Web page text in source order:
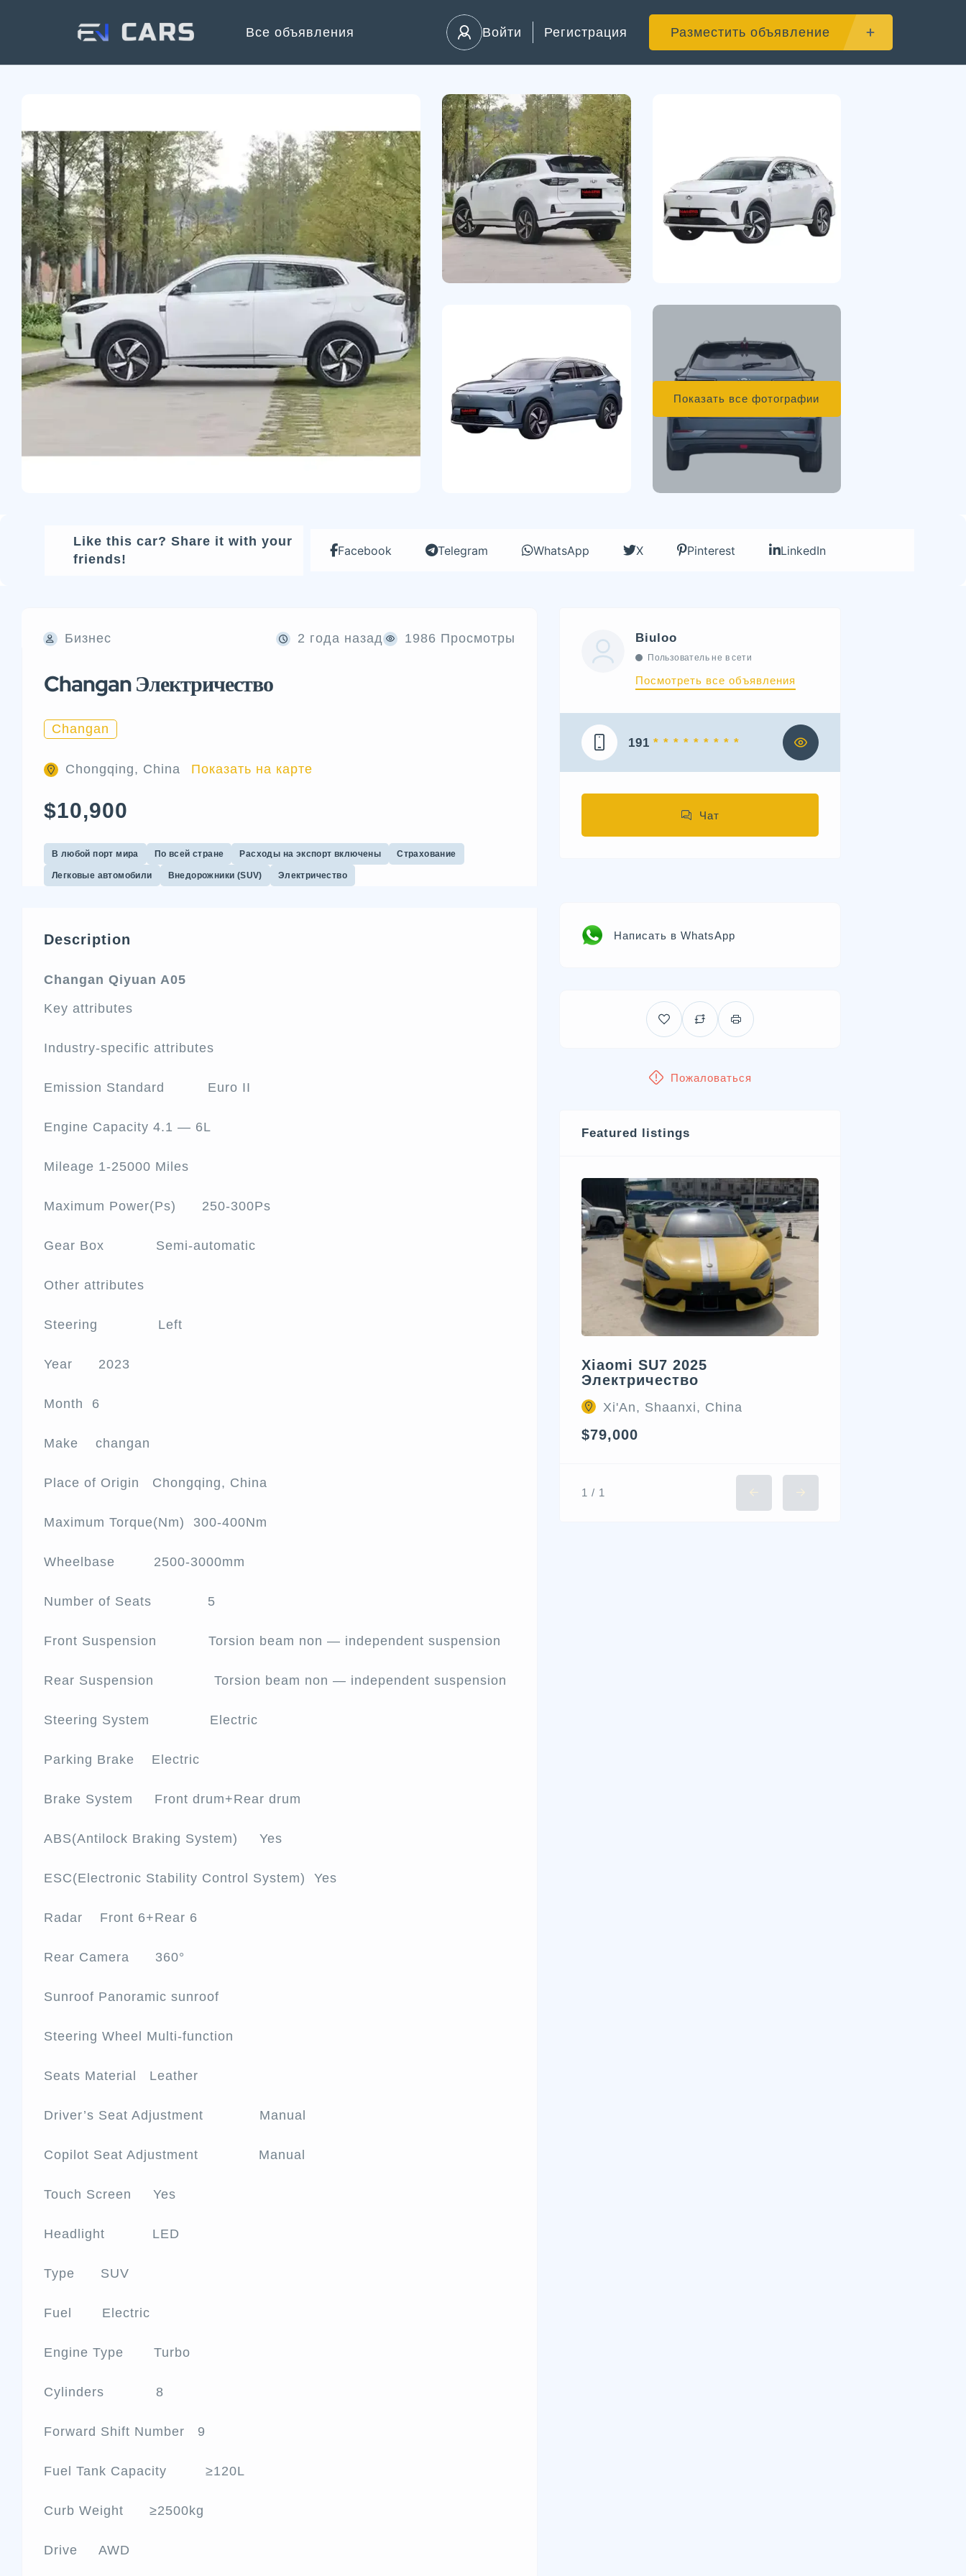
Все объявления Войти Регистрация Разместить объявление
Показать все фотографии
Like this car? Share it with your
friends!
Facebook Telegram WhatsApp X Pinterest LinkedIn
Бизнес 2 года назад 1986 Просмотры
Changan Электричество
Changan
Chongqing, China Показать на карте
$10,900
В любой порт мира По всей стране Расходы на экспорт включены Страхование
Легковые автомобили Внедорожники (SUV) Электричество
Description
Changan Qiyuan A05
Key attributes
Industry-specific attributes
Emission Standard Euro II
Engine Capacity 4.1 — 6L
Mileage 1-25000 Miles
Maximum Power(Ps) 250-300Ps
Gear Box Semi-automatic
Other attributes
Steering Left
Year 2023
Month 6
Make changan
Place of Origin Chongqing, China
Maximum Torque(Nm) 300-400Nm
Wheelbase 2500-3000mm
Number of Seats 5
Front Suspension Torsion beam non — independent suspension
Rear Suspension Torsion beam non — independent suspension
Steering System Electric
Parking Brake Electric
Brake System Front drum+Rear drum
ABS(Antilock Braking System) Yes
ESC(Electronic Stability Control System) Yes
Radar Front 6+Rear 6
Rear Camera 360°
Sunroof Panoramic sunroof
Steering Wheel Multi-function
Seats Material Leather
Driver’s Seat Adjustment Manual
Copilot Seat Adjustment Manual
Touch Screen Yes
Headlight LED
Type SUV
Fuel Electric
Engine Type Turbo
Cylinders 8
Forward Shift Number 9
Fuel Tank Capacity ≥120L
Curb Weight ≥2500kg
Drive AWD
Biuloo
Пользователь не в сети
Посмотреть все объявления
191 * * * * * * * * *
Чат
Написать в WhatsApp
Пожаловаться
Featured listings
Xiaomi SU7 2025
Электричество
Xi'An, Shaanxi, China
$79,000
1 / 1